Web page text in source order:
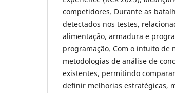
competidores. Durante as
detectados nos testes,
alimentação, armadura e
programação. Com o intuito de
metodologias de análise de
existentes, permitindo
definir melhorias estratégicas,